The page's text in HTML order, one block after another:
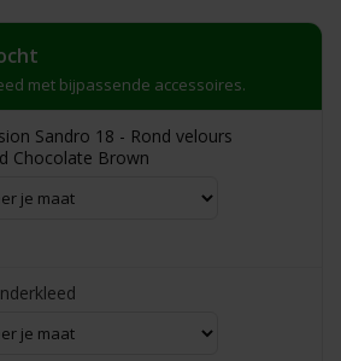
met bijpassende accessoires.
Sandro 18 - Rond velours
Chocolate Brown